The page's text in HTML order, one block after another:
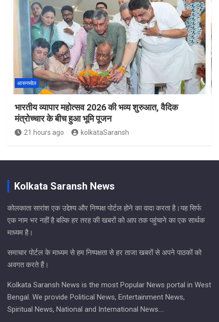
आसनसोल
भारतीय व्यापार महोत्सव 2026 की भव्य शुरुआत, वैदिक
मंत्रोच्चार के बीच हुआ भूमि पूजन
21 hours ago kolkataSaransh
Kolkata Saransh News
कोलकाता सारांश एक उद्देश्य और निष्पक्ष पोर्टल होने का वादा करता है।यह सिर्फ
एक नाम भर नहीं है बल्कि हर तरह की खबरों को आप तक पहुंचाने का एक सार्थक
माध्यम है।
समाचार पोर्टल के माध्यम से हम निष्पक्षता से हर ताजा खबरों से अपने पाठकों को
अवगत करते हैं।
Kolkata Saransh News is the most Popular News portal in West
Bengal. We provide Political News, Entertainment News,
Spiritual News, National and International News….